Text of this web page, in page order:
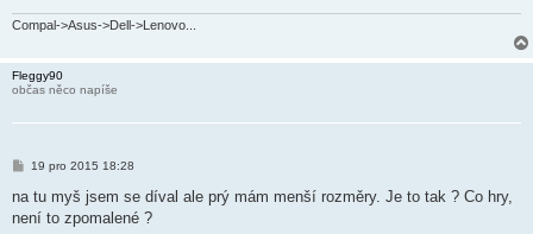
Compal->Asus->Dell->Lenovo...
Fleggy90
občas něco napíše
P
í
p
19 pro 2015 18:28
na tu myš jsem se díval ale prý mám menší rozměry. Je to tak ? Co hry,
není to zpomalené ?